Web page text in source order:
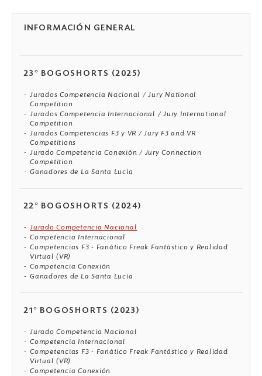
INFORMACIÓN GENERAL
23° BOGOSHORTS (2025)
Jurados Competencia Nacional / Jury National
Competition
Jurados Competencia Internacional / Jury International
Competition
Jurados Competencias F3 y VR / Jury F3 and VR
Competitions
Jurado Competencia Conexión / Jury Connection
Competition
Ganadores de La Santa Lucía
22° BOGOSHORTS (2024)
Jurado Competencia Nacional
Competencia Internacional
Competencias F3 - Fanático Freak Fantástico y Realidad
Virtual (VR)
Competencia Conexión
Ganadores de La Santa Lucía
21° BOGOSHORTS (2023)
Jurado Competencia Nacional
Competencia Internacional
Competencias F3 - Fanático Freak Fantástico y Realidad
Virtual (VR)
Competencia Conexión